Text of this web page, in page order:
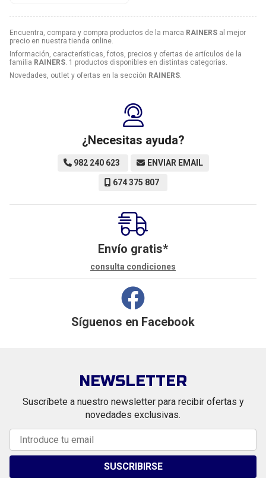
Encuentra, compara y compra productos de la marca RAINERS al mejor
precio en nuestra tienda online.
Información, características, fotos, precios y ofertas de artículos de la
familia RAINERS. 1 productos disponibles en distintas categorías.
Novedades, outlet y ofertas en la sección RAINERS.
¿Necesitas ayuda?
982 240 623 ENVIAR EMAIL
674 375 807
Envío gratis*
consulta condiciones
Síguenos en Facebook
NEWSLETTER
Suscríbete a nuestro newsletter para recibir ofertas y
novedades exclusivas.
SUSCRIBIRSE